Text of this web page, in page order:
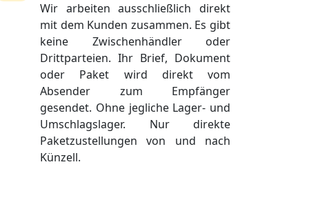
Wir arbeiten ausschließlich direkt
mit dem Kunden zusammen. Es gibt
keine Zwischenhändler oder
Drittparteien. Ihr Brief, Dokument
oder Paket wird direkt vom
Absender zum Empfänger
gesendet. Ohne jegliche Lager- und
Umschlagslager. Nur direkte
Paketzustellungen von und nach
Künzell.